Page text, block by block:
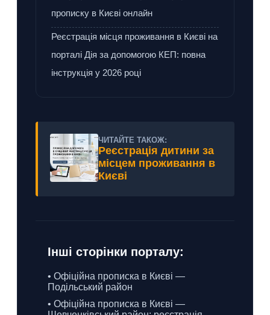
прописку в Києві онлайн
Реєстрація місця проживання в Києві на
порталі Дія за допомогою КЕП: повна
інструкція у 2026 році
ЧИТАЙТЕ ТАКОЖ:
Реєстрація дитини за
місцем проживання в
Києві
Інші сторінки порталу:
• Офіційна прописка в Києві —
Подільський район
• Офіційна прописка в Києві —